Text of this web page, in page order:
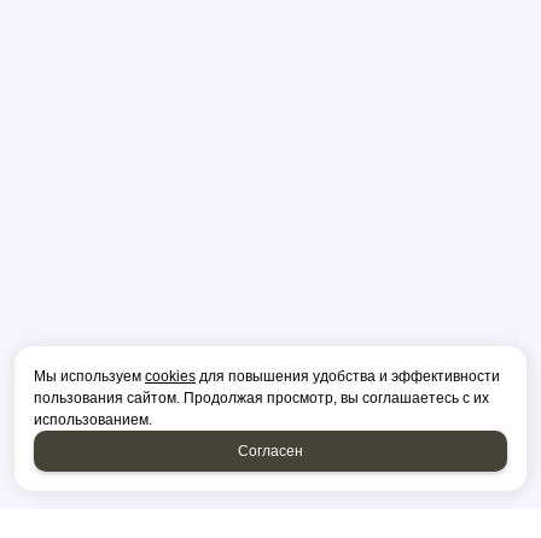
Мы используем cookies для повышения удобства и эффективности
пользования сайтом. Продолжая просмотр, вы соглашаетесь с их
использованием.
Согласен